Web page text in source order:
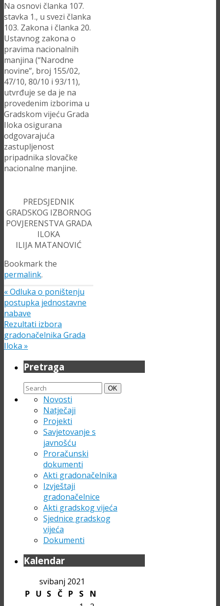
Na osnovi članka 107.
stavka 1., u svezi članka
103. Zakona i članka 20.
Ustavnog zakona o
pravima nacionalnih
manjina (“Narodne
novine”, broj 155/02,
47/10, 80/10 i 93/11),
utvrđuje se da je na
provedenim izborima u
Gradskom vijeću Grada
Iloka osigurana
odgovarajuća
zastupljenost
pripadnika slovačke
nacionalne manjine.
PREDSJEDNIK
GRADSKOG IZBORNOG
POVJERENSTVA GRADA
ILOKA
ILIJA MATANOVIĆ
Bookmark the
permalink.
«Odluka o poništenju
postupka jednostavne
nabave
Rezultati izbora
gradonačelnika Grada
Iloka »
Pretraga
Search
for:
Search
OK
Novosti
Natječaji
Projekti
Savjetovanje s
javnošću
Proračunski
dokumenti
Akti gradonačelnika
Izvještaji
gradonačelnice
Akti gradskog vijeća
Sjednice gradskog
vijeća
Dokumenti
Kalendar
svibanj 2021
P
U S Č P S
N